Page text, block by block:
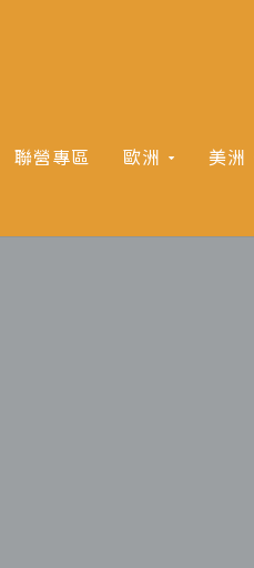
聯營專區 歐洲 美洲